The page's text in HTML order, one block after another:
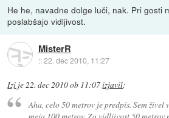
He he, navadne dolge luči, nak. Pri gosti
poslabšajo vidljivost.
MisterR
::22. dec 2010, 11:27
Izi je22. dec 2010 ob 11:07izjavil:
Aha, celo 50 metrov je predpis. Sem živel